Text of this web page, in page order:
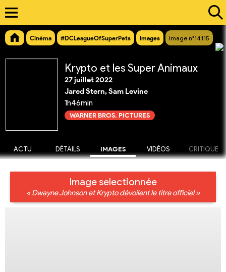
Cinéma #DCLeagueOfSuperPets Images Image n°14115
Krypto et les Super Animaux
27 juillet 2022
Jared Stern, Sam Levine
1h46min
WARNER BROS. PICTURES
ACTU DÉTAILS IMAGES VIDÉOS CRITIQUE
Image selectionnée
« Dwayne Johnson et Krypto dévoilent le titre officiel »